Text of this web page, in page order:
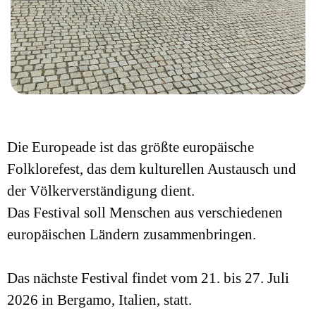
Die Europeade ist das größte europäische
Folklorefest, das dem kulturellen Austausch und
der Völkerverständigung dient.
Das Festival soll Menschen aus verschiedenen
europäischen Ländern zusammenbringen.
Das nächste Festival findet vom 21. bis 27. Juli
2026 in Bergamo, Italien, statt.